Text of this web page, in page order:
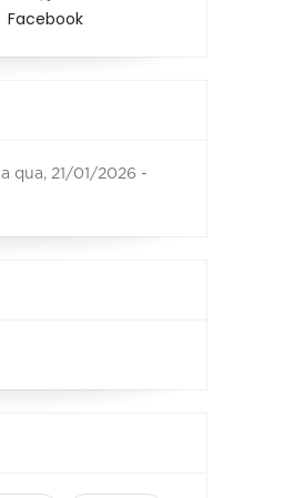
Facebook
a qua, 21/01/2026 -